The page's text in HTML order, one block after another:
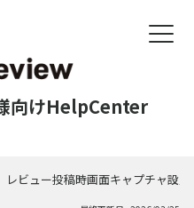
向けHelpCenter
レビュー投稿時画面キャプチャ設定